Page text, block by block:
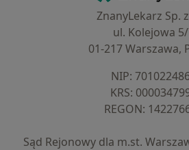
ZnanyLekarz Sp.
ul. Kolejowa
01-217 Warszawa,
NIP:
KRS:
REGON:
Sąd Rejonowy dla m.st.